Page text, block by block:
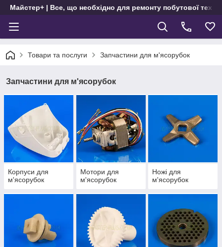
Майстер+ | Все, що необхідно для ремонту побутової
Товари та послуги Запчастини для м'ясорубок
Запчастини для м'ясорубок
Корпуси для
м'ясорубок
Мотори для
м'ясорубок
Ножі для
м'ясорубок